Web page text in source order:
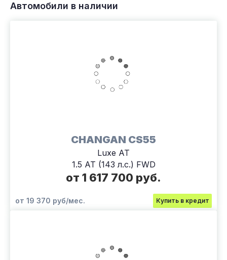
Автомобили в наличии
CHANGAN CS55
Luxe АТ
1.5 AT (143 л.с.) FWD
от 1 617 700 руб.
от 19 370 руб/мес. Купить в кредит